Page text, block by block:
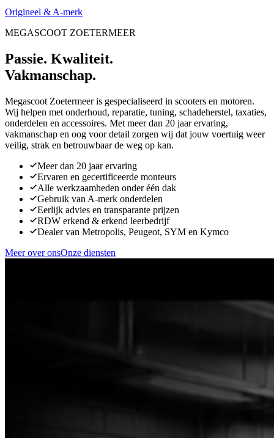
Origineel & A-merk
MEGASCOOT ZOETERMEER
Passie. Kwaliteit.
Vakmanschap.
Megascoot Zoetermeer is gespecialiseerd in scooters en motoren.
Wij helpen met onderhoud, reparatie, tuning, schadeherstel, taxaties,
onderdelen en accessoires. Met meer dan 20 jaar ervaring,
vakmanschap en oog voor detail zorgen wij dat jouw voertuig weer
veilig, strak en betrouwbaar de weg op kan.
Meer dan 20 jaar ervaring
Ervaren en gecertificeerde monteurs
Alle werkzaamheden onder één dak
Gebruik van A-merk onderdelen
Eerlijk advies en transparante prijzen
RDW erkend & erkend leerbedrijf
Dealer van Metropolis, Peugeot, SYM en Kymco
Meer over onsOnze diensten